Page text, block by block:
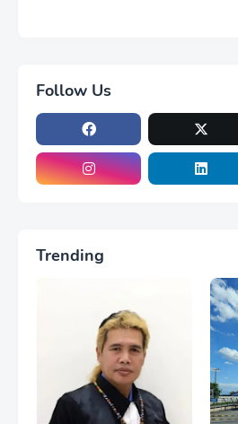
Follow Us
Trending